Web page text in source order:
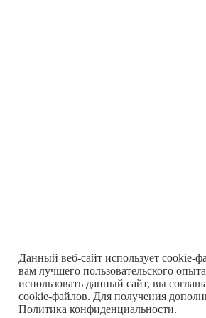
Данный веб-сайт использует cookie-
вам лучшего пользовательского
использовать данный сайт, вы
cookie-файлов. Для получения
Политика конфиденциальности.